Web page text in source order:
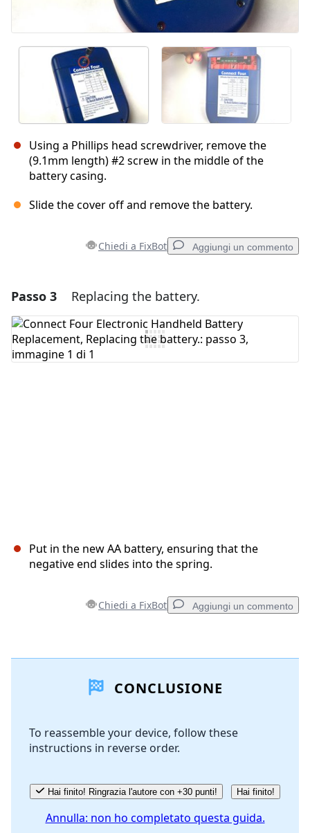
Using a Phillips head screwdriver, remove the
(9.1mm length) #2 screw in the middle of the
battery casing.
Slide the cover off and remove the battery.
Chiedi a FixBot Aggiungi un commento
Aggiungi un commento
Aggiungi Commento
Passo 3 Replacing the battery.
Put in the new AA battery, ensuring that the
negative end slides into the spring.
Chiedi a FixBot Aggiungi un commento
Aggiungi Commento
Annulla
CONCLUSIONE
To reassemble your device, follow these
instructions in reverse order.
Hai finito! Ringrazia l'autore con +30 punti! Hai finito!
Annulla: non ho completato questa guida.